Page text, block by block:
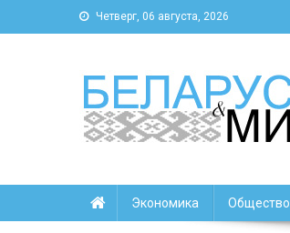
Четверг, 06 августа, 2026
Экономика Общество